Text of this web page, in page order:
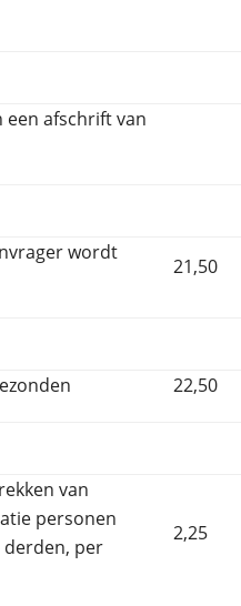
een afschrift van
wordt
21,50
22,50
van
personen
derden, per
2,25